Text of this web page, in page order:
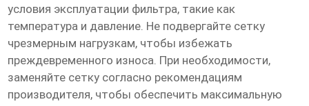
условия эксплуатации фильтра, такие как
температура и давление. Не подвергайте сетку
чрезмерным нагрузкам, чтобы избежать
преждевременного износа. При необходимости,
заменяйте сетку согласно рекомендациям
производителя, чтобы обеспечить максимальную